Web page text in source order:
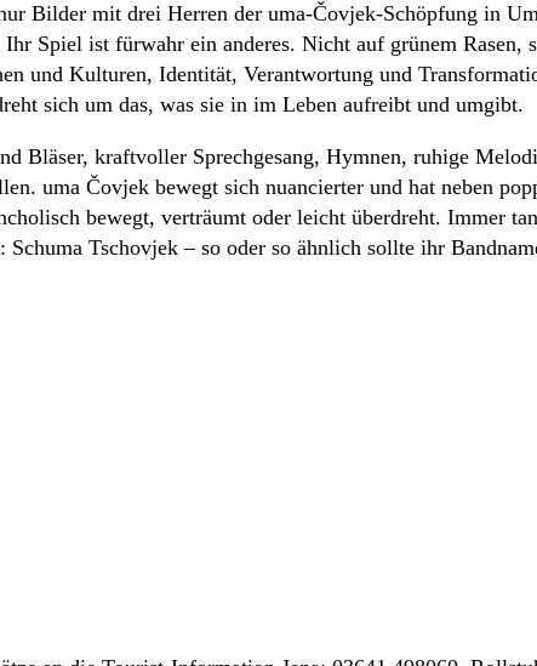
Bilder mit drei Herren der uma-Čovjek-Schöpfung in
Spiel ist fürwahr ein anderes. Nicht auf grünem
und Kulturen, Identität, Verantwortung und
sich um das, was sie in im Leben aufreibt und umgibt.
Bläser, kraftvoller Sprechgesang, Hymnen, ruhige
uma Čovjek bewegt sich nuancierter und hat neben
bewegt, verträumt oder leicht überdreht. Immer
Tschovjek – so oder so ähnlich sollte ihr